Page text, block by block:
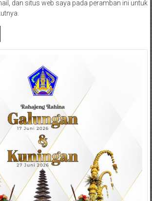
dan situs web saya pada peramban ini untuk